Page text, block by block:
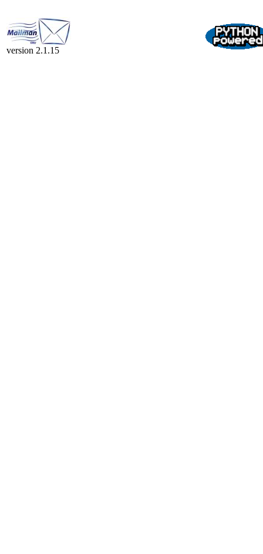
version 2.1.15